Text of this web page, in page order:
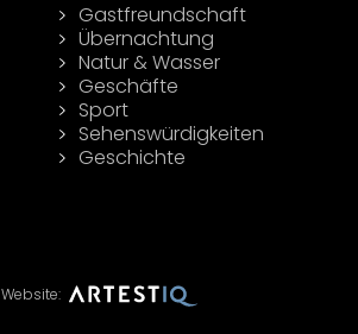
Gastfreundschaft
Übernachtung
Natur & Wasser
Geschäfte
Sport
Sehenswürdigkeiten
Geschichte
Website: